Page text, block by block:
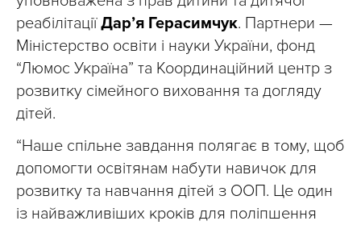
реабілітаціїДар’я Герасимчук. Партнери —
Міністерство освіти і науки України, фонд
“Люмос Україна” та Координаційний центр з
розвитку сімейного виховання та догляду
дітей.
“Наше спільне завдання полягає в тому, щоб
допомогти освітянам набути навичок для
розвитку та навчання дітей з ООП. Це один
із найважливіших кроків для поліпшення